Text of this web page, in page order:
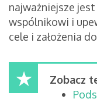
najważniejsze
wspólnikowi i
cele i założenia
Zobacz